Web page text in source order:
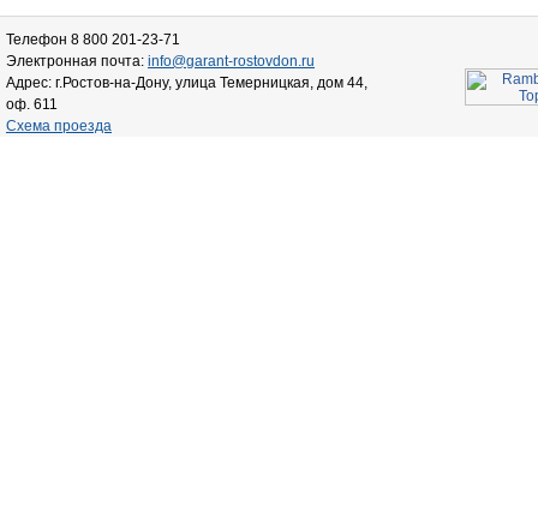
Телефон 8 800 201-23-71
Электронная почта: info@garant-rostovdon.ru
Адрес: г.Ростов-на-Дону, улица Темерницкая, дом 44,
оф. 611
Схема проезда